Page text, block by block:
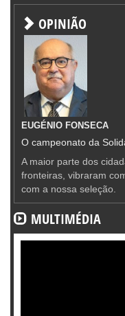
OPINIÃO
EUGÉNIO FONSECA
O campeonato da
A maior parte dos
fronteiras, vibraram
com a nossa seleção.
MULTIMÉDIA